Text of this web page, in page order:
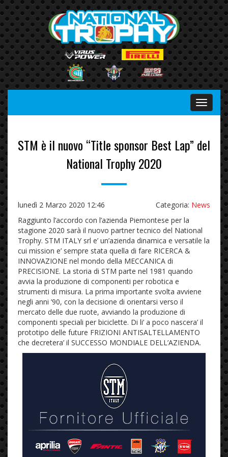
Menu
STM è il nuovo “Title sponsor Best Lap” del
National Trophy 2020
lunedì 2 Marzo 2020 12:46 Categoria: News
Raggiunto l’accordo con l’azienda Piemontese per la
stagione 2020 sarà il nuovo partner tecnico del National
Trophy. STM ITALY srl e’ un’azienda dinamica e versatile la
cui mission e’ sempre stata quella di fare RICERCA &
INNOVAZIONE nel mondo della MECCANICA di
PRECISIONE. La storia di STM parte nel 1981 quando
avvia la produzione di componenti per robotica e
strumenti di misura. La prima importante svolta avviene
negli anni ’90, con la decisione di orientarsi verso il
mercato delle due ruote, avviando la produzione di
componenti speciali per biciclette. Di li’ a poco nascera’ il
prototipo delle future FRIZIONI ANTISALTELLAMENTO
che decretera’ il SUCCESSO MONDIALE DELL’AZIENDA.